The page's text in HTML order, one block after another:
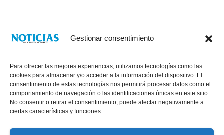
Gestionar consentimiento
Para ofrecer las mejores experiencias, utilizamos tecnologías como las
cookies para almacenar y/o acceder a la información del dispositivo. El
consentimiento de estas tecnologías nos permitirá procesar datos como el
comportamiento de navegación o las identificaciones únicas en este sitio.
No consentir o retirar el consentimiento, puede afectar negativamente a
ciertas características y funciones.
® Derechos Reservados 2026|